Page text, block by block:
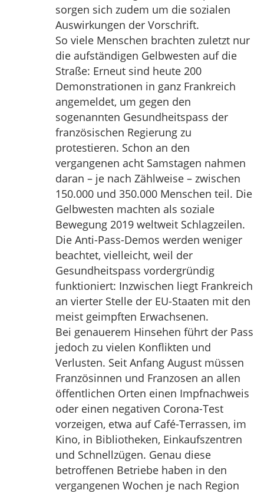
sorgen sich zudem um die sozialen
Auswirkungen der Vorschrift.
So viele Menschen brachten zuletzt nur
die aufständigen Gelbwesten auf die
Straße: Erneut sind heute 200
Demonstrationen in ganz Frankreich
angemeldet, um gegen den
sogenannten Gesundheitspass der
französischen Regierung zu
protestieren. Schon an den
vergangenen acht Samstagen nahmen
daran – je nach Zählweise – zwischen
150.000 und 350.000 Menschen teil. Die
Gelbwesten machten als soziale
Bewegung 2019 weltweit Schlagzeilen.
Die Anti-Pass-Demos werden weniger
beachtet, vielleicht, weil der
Gesundheitspass vordergründig
funktioniert: Inzwischen liegt Frankreich
an vierter Stelle der EU-Staaten mit den
meist geimpften Erwachsenen.
Bei genauerem Hinsehen führt der Pass
jedoch zu vielen Konflikten und
Verlusten. Seit Anfang August müssen
Französinnen und Franzosen an allen
öffentlichen Orten einen Impfnachweis
oder einen negativen Corona-Test
vorzeigen, etwa auf Café-Terrassen, im
Kino, in Bibliotheken, Einkaufszentren
und Schnellzügen. Genau diese
betroffenen Betriebe haben in den
vergangenen Wochen je nach Region